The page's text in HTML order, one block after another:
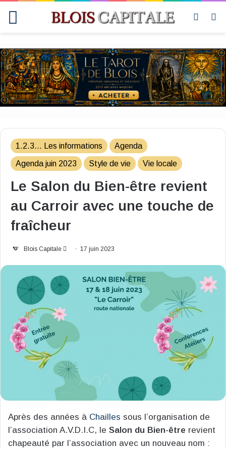
Switch
1.2.3... Les informations Agenda
Agenda juin 2023 Style de vie Vie locale
Le Salon du Bien-être revient
au Carroir avec une touche de
fraîcheur
Blois Capitale
Envoyer17 juin 2023
Après des années à Chailles sous l’organisation de
l’association A.V.D.I.C, le Salon du Bien-être revient
chapeauté par l’association avec un nouveau nom :